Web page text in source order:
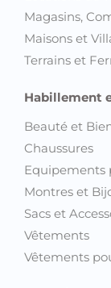
Magasins,
Maisons et
Terrains et
Habillement
Beauté et
Chaussures
Equipements
Montres et
Sacs et
Vêtements
Vêtements